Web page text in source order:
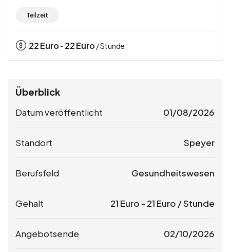
Teilzeit
22Euro - 22Euro / Stunde
Überblick
Datum veröffentlicht 01/08/2026
Standort Speyer
Berufsfeld Gesundheitswesen
Gehalt 21 Euro - 21 Euro / Stunde
Angebotsende 02/10/2026